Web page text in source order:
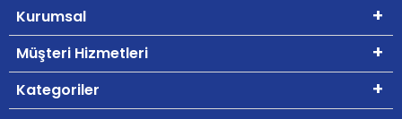
Kurumsal
Müşteri Hizmetleri
Kategoriler